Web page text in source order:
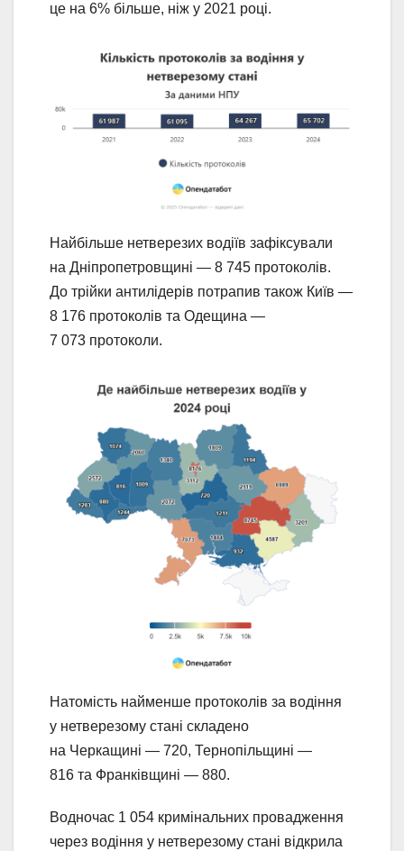
це на 6% більше, ніж у 2021 році.
Найбільше нетверезих водіїв зафіксували
на Дніпропетровщині — 8 745 протоколів.
До трійки антилідерів потрапив також Київ —
8 176 протоколів та Одещина —
7 073 протоколи.
Натомість найменше протоколів за водіння
у нетверезому стані складено
на Черкащині — 720, Тернопільщині —
816 та Франківщині — 880.
Водночас 1 054 кримінальних провадження
через водіння у нетверезому стані відкрила